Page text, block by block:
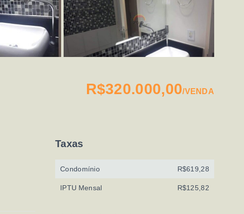
R$320.000,00/VENDA
Taxas
Condomínio R$619,28
IPTU Mensal R$125,82